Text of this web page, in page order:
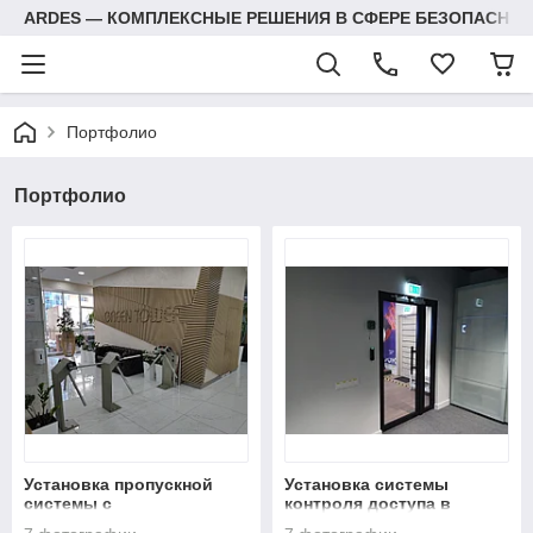
ARDES — КОМПЛЕКСНЫЕ РЕШЕНИЯ В СФЕРЕ
Портфолио
Портфолио
Установка пропускной
системы с
Установка системы
контроля доступа в